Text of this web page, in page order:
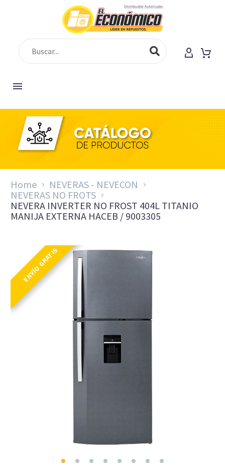
NEV ALC 404 SE DA ME TI INV
Home
NEVERAS - NEVECON
NEVERAS NO FROTS
NEVERA INVERTER NO FROST 404L TITANIO
MANIJA EXTERNA HACEB / 9003305
ENVÍO GRATIS